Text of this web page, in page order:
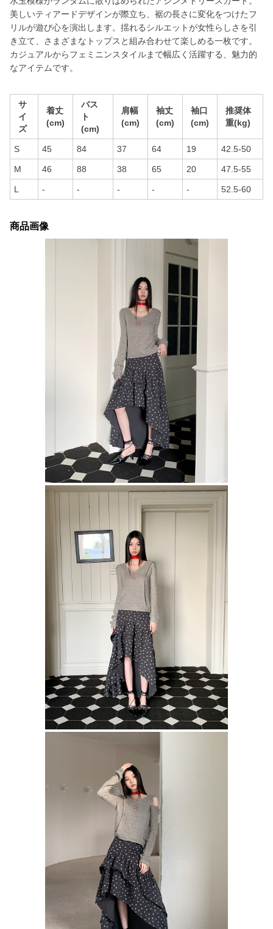
美しいティアードデザインが際立ち、裾の長さに変化をつけたフ
リルが遊び心を演出します。揺れるシルエットが女性らしさを引
き立て、さまざまなトップスと組み合わせて楽しめる一枚です。
カジュアルからフェミニンスタイルまで幅広く活躍する、魅力的
なアイテムです。
サ
イ
ズ
着丈
(cm)
バス
ト
(cm)
肩幅
(cm)
袖丈
(cm)
袖口
(cm)
推奨体
重(kg)
S 45 84 37 64 19 42.5-50
M 46 88 38 65 20 47.5-55
L - - - - - 52.5-60
商品画像